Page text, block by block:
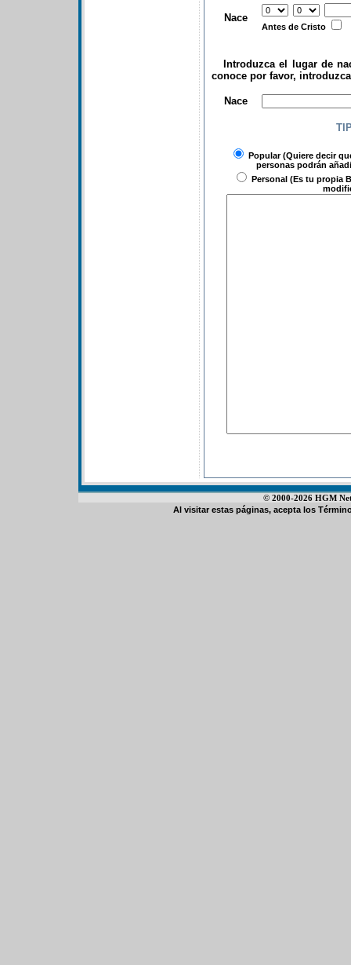
Nace
Antes de Cristo
Introduzca el lugar de
conoce por favor,
Nace
Popular(Quiere decir
personas podrán
Personal (Es tu propia
© 2000-2026 HGM
Al visitar estas páginas, acepta los